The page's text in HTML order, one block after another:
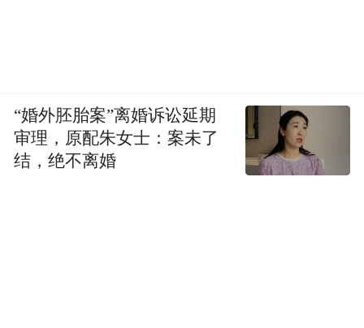
“婚外胚胎案”离婚诉讼延期
审理，原配朱女士：案未了
结，绝不离婚